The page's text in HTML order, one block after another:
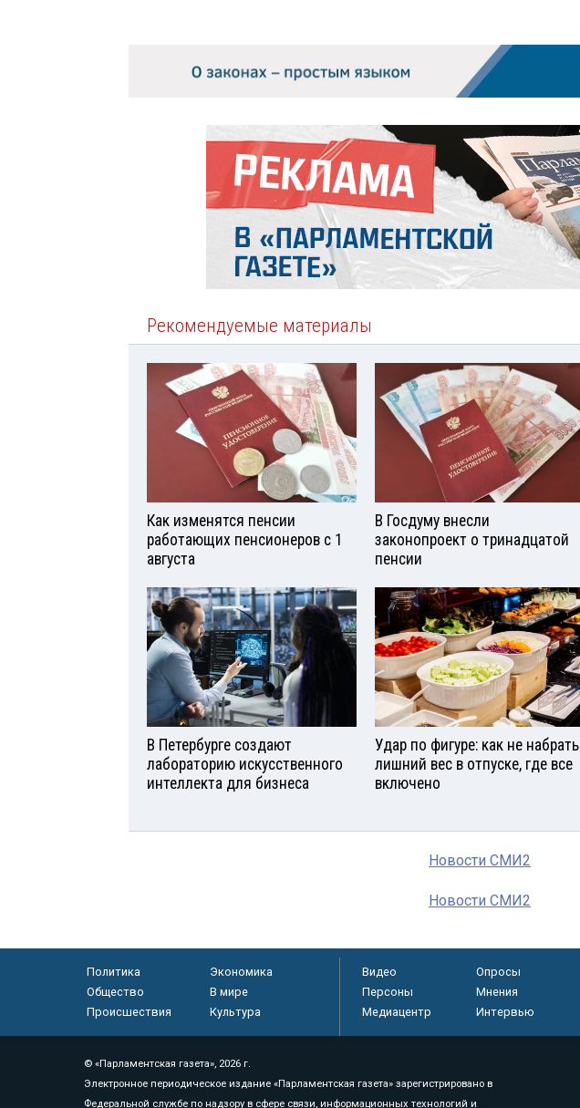
Рекомендуемые материалы
Как изменятся пенсии
работающих пенсионеров с 1
августа
В Госдуму внесли
законопроект о тринадцатой
пенсии
В Петербурге создают
лабораторию искусственного
интеллекта для бизнеса
Удар по фигуре: как не набрать
лишний вес в отпуске, где все
включено
Новости СМИ2
Новости СМИ2
Политика
Экономика
Общество
В мире
Происшествия
Культура
Видео Опросы
Персоны
Мнения
Медиацентр
Интервью
© «Парламентская газета», 2026 г.
Электронное периодическое издание «Парламентская газета» зарегистрировано в
Федеральной службе по надзору в сфере связи, информационных технологий и